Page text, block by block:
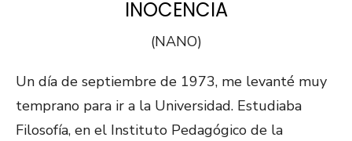
INOCENCIA
(NANO)
Un día de septiembre de 1973, me levanté muy
temprano para ir a la Universidad. Estudiaba
Filosofía, en el Instituto Pedagógico de la